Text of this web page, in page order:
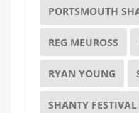
PORTSMOUTH
REG MEUROSS
RYAN YOUNG
SHANTY